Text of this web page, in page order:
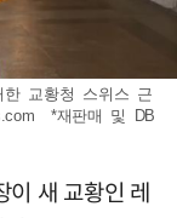
한 교황청 스위스 근
*재판매 및 DB
이 새 교황인 레